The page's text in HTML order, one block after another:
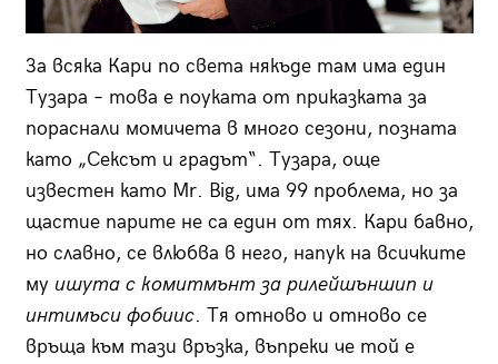
За всяка Кари по света някъде там има един
Тузара – това е поуката от приказката за
пораснали момичета в много сезони, позната
като „Сексът и градът“. Тузара, още
известен като Mr. Big, има 99 проблема, но за
щастие парите не са един от тях. Кари бавно,
но славно, се влюбва в него, напук на всичките
му ишута с комитмънт за рилейшъншип и
интимъси фобиис. Тя отново и отново се
връща към тази връзка, въпреки че той е